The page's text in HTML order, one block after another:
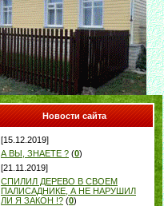
Новости сайта
[15.12.2019]
А ВЫ, ЗНАЕТЕ ? (0)
[21.11.2019]
СПИЛИЛ ДЕРЕВО В СВОЕМ
ПАЛИСАДНИКЕ, А НЕ НАРУШИЛ
ЛИ Я ЗАКОН !? (0)